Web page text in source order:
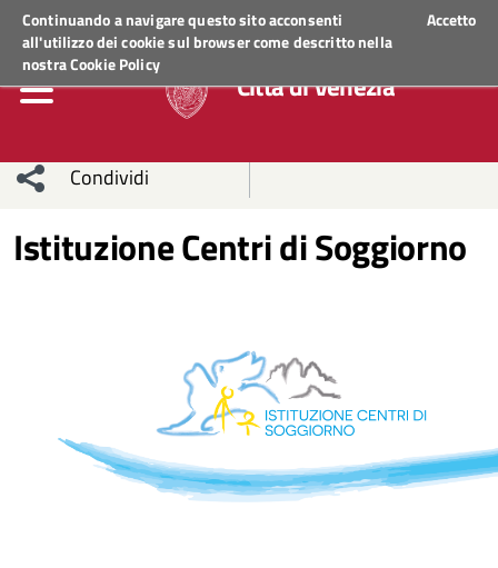
Continuando a navigare questo sito acconsenti
all'utilizzo dei cookie sul browser come descritto nella
nostraCookie Policy
Accetto
Regione Veneto ACCEDI AI SERVIZI
Città di Venezia
Condividi
Condividi
Condividi
Facebook
su
Twitter
Condividi
su
Facebook
Condividi
su
Whatsapp
Istituzione Centri di Soggiorno